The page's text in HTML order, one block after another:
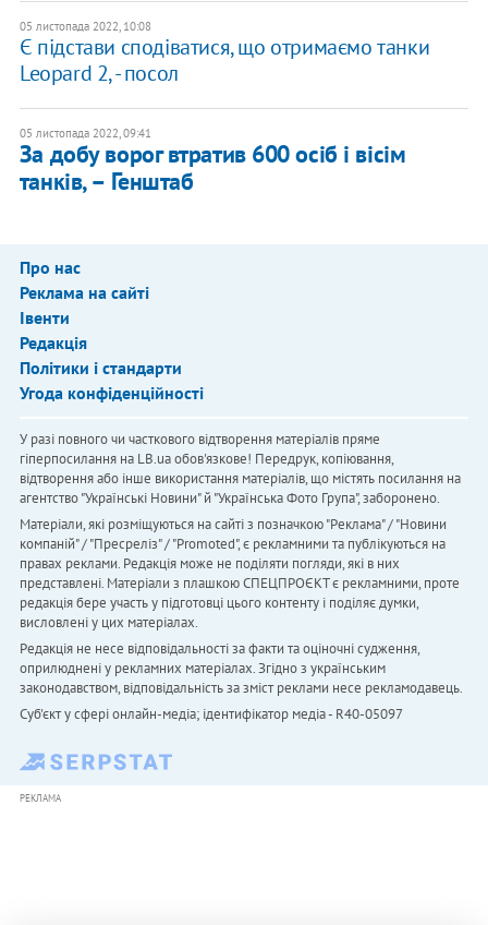
05 листопада 2022, 10:08
Є підстави сподіватися, що отримаємо танки
Leopard 2, - посол
05 листопада 2022, 09:41
За добу ворог втратив 600 осіб і вісім
танків, – Генштаб
Про нас
Реклама на сайті
Івенти
Редакція
Політики і стандарти
Угода конфіденційності
У разі повного чи часткового відтворення матеріалів пряме
гіперпосилання на LB.ua обов'язкове! Передрук, копіювання,
відтворення або інше використання матеріалів, що містять посилання на
агентство "Українськi Новини" й "Українська Фото Група", заборонено.
Матеріали, які розміщуються на сайті з позначкою "Реклама" / "Новини
компаній" / "Пресреліз" / "Promoted", є рекламними та публікуються на
правах реклами. Редакція може не поділяти погляди, які в них
представлені. Матеріали з плашкою СПЕЦПРОЄКТ є рекламними, проте
редакція бере участь у підготовці цього контенту і поділяє думки,
висловлені у цих матеріалах.
Редакція не несе відповідальності за факти та оціночні судження,
оприлюднені у рекламних матеріалах. Згідно з українським
законодавством, відповідальність за зміст реклами несе рекламодавець.
Cуб'єкт у сфері онлайн-медіа; ідентифікатор медіа - R40-05097
РЕКЛАМА